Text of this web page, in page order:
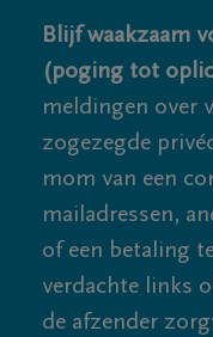
Blijf waakzaam
(poging tot
meldingen over
zogezegde
mom van een
mailadressen,
of een betaling
verdachte links
de afzender